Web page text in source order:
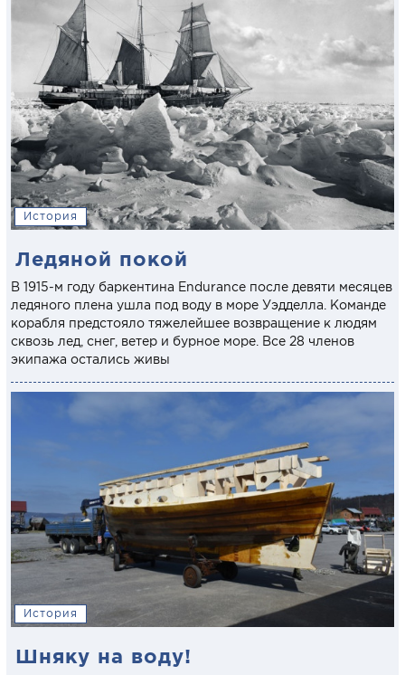
История
Ледяной покой
В 1915-м году баркентина Endurance после девяти месяцев
ледяного плена ушла под воду в море Уэдделла. Команде
корабля предстояло тяжелейшее возвращение к людям
сквозь лед, снег, ветер и бурное море. Все 28 членов
экипажа остались живы
История
Шняку на воду!